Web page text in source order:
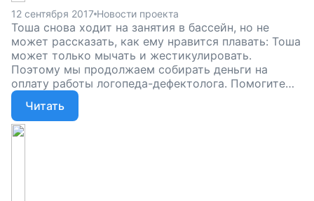
12 сентября 2017 Новости проекта
Тоша снова ходит на занятия в бассейн, но не
может рассказать, как ему нравится плавать: Тоша
может только мычать и жестикулировать.
Поэтому мы продолжаем собирать деньги на
оплату работы логопеда-дефектолога. Помогите
нашим детям заговорить, научиться изъясняться,
говорить, что им нравится, а что — нет, помогите
нам понять их, поддержите наш проект!.
Читать